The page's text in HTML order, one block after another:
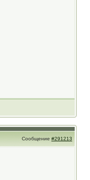
Сообщение #291213